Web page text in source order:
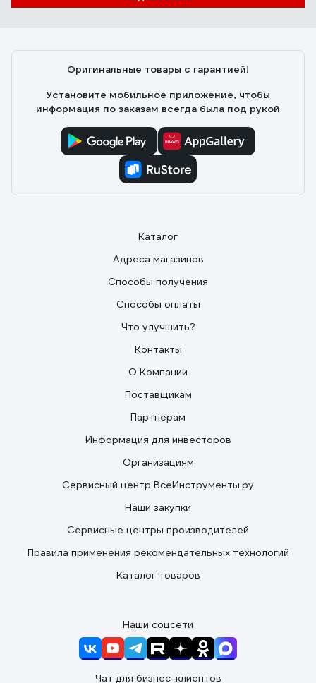
Оригинальные товары с гарантией!
Установите мобильное приложение, чтобы
информация по заказам всегда была под рукой
Каталог
Адреса магазинов
Способы получения
Способы оплаты
Что улучшить?
Контакты
О Компании
Поставщикам
Партнерам
Информация для инвесторов
Организациям
Сервисный центр ВсеИнструменты.ру
Наши закупки
Сервисные центры производителей
Правила применения рекомендательных технологий
Каталог товаров
Наши соцсети
Чат для бизнес-клиентов